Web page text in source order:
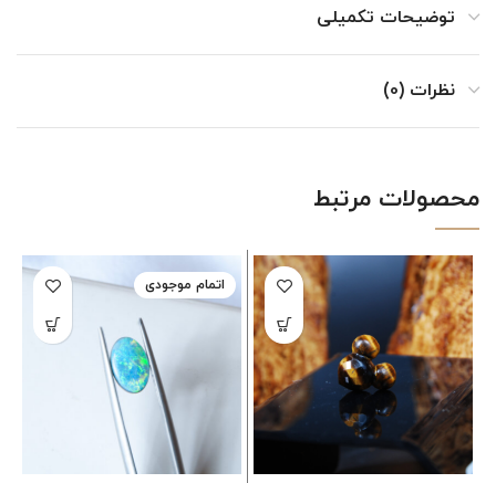
توضیحات تکمیلی
نظرات (0)
محصولات مرتبط
اتمام موجودی